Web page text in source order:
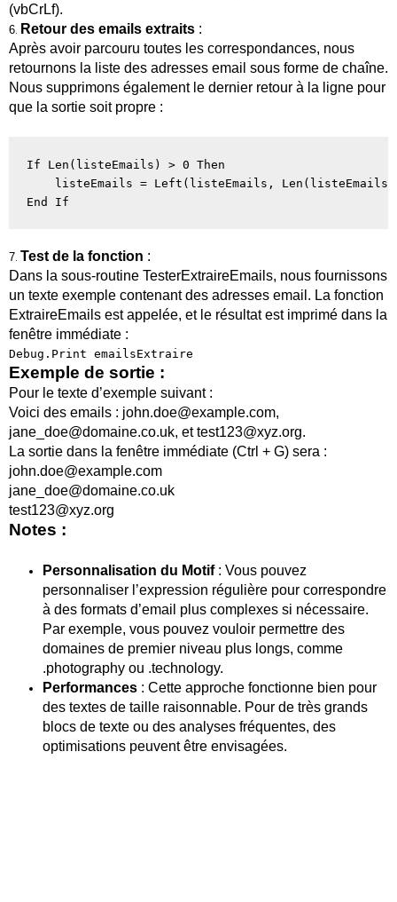
(vbCrLf).
6 Retour des emails extraits :
Après avoir parcouru toutes les correspondances, nous
retournons la liste des adresses email sous forme de chaîne.
Nous supprimons également le dernier retour à la ligne pour
que la sortie soit propre :
If Len(listeEmails) > 0 Then
listeEmails = Left(listeEmails,
7. Test de la fonction :
Dans la sous-routine TesterExtraireEmails, nous fournissons
un texte exemple contenant des adresses email. La fonction
ExtraireEmails est appelée, et le résultat est imprimé dans la
fenêtre immédiate :
Debug.Print emailsExtraire
Exemple de sortie :
Pour le texte d’exemple suivant :
Voici des emails : john.doe@example.com,
jane_doe@domaine.co.uk, et test123@xyz.org.
La sortie dans la fenêtre immédiate (Ctrl + G) sera :
john.doe@example.com
jane_doe@domaine.co.uk
test123@xyz.org
Notes :
Personnalisation du Motif: Vous pouvez
personnaliser l’expression régulière pour correspondre
à des formats d’email plus complexes si nécessaire.
Par exemple, vous pouvez vouloir permettre des
domaines de premier niveau plus longs,comme
.photography ou .technology.
Performances : Cette approche fonctionne bien pour
des textes de taille raisonnable. Pour de très grands
blocs de texte ou des analyses fréquentes, des
optimisations peuvent être envisagées.